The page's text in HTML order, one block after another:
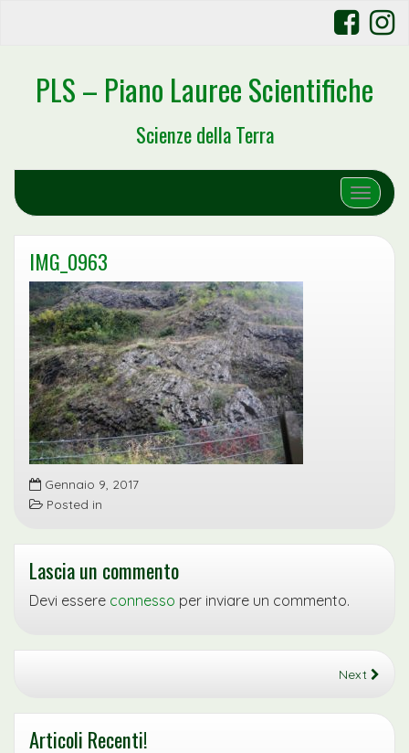
PLS – Piano Lauree Scientifiche
Scienze della Terra
Toggle
IMG_0963
Gennaio 9, 2017
Posted in
Lascia un commento
Devi essere connesso per inviare un commento.
Next
Articoli Recenti!